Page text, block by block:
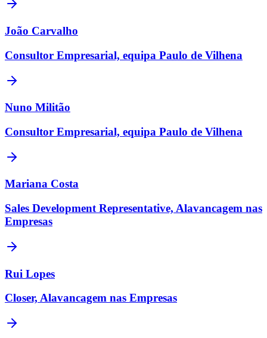
João Carvalho
Consultor Empresarial, equipa Paulo de Vilhena
Nuno Militão
Consultor Empresarial, equipa Paulo de Vilhena
Mariana Costa
Sales Development Representative, Alavancagem nas
Empresas
Rui Lopes
Closer, Alavancagem nas Empresas